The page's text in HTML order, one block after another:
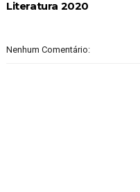
Literatura 2020
Nenhum Comentário: